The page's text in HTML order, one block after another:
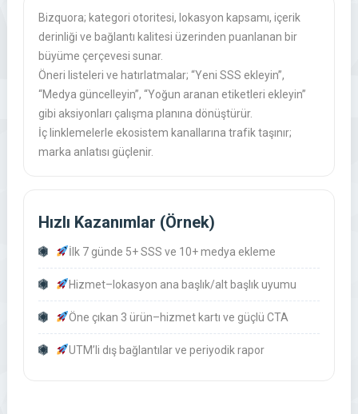
Bizquora; kategori otoritesi, lokasyon kapsamı, içerik
derinliği ve bağlantı kalitesi üzerinden puanlanan bir
büyüme çerçevesi sunar.
Öneri listeleri ve hatırlatmalar; “Yeni SSS ekleyin”,
“Medya güncelleyin”, “Yoğun aranan etiketleri ekleyin”
gibi aksiyonları çalışma planına dönüştürür.
İç linklemelerle ekosistem kanallarına trafik taşınır;
marka anlatısı güçlenir.
Hızlı Kazanımlar (Örnek)
İlk 7 günde 5+ SSS ve 10+ medya ekleme
Hizmet–lokasyon ana başlık/alt başlık uyumu
Öne çıkan 3 ürün–hizmet kartı ve güçlü CTA
UTM’li dış bağlantılar ve periyodik rapor